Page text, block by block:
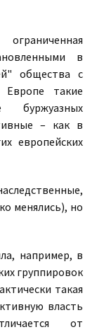
в
общества с
такие
буржуазных
– как в
европейских
менялись), но
например, в
группировок
такая
власть
от